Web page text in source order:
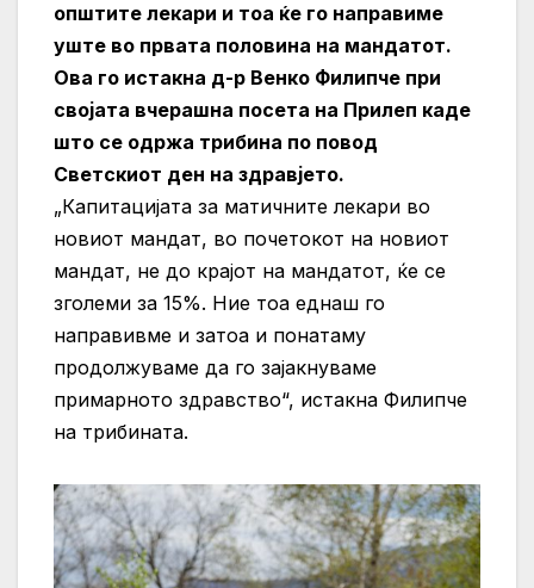
општите лекари и тоа ќе го направиме
уште во првата половина на мандатот.
Ова го истакна д-р Венко Филипче при
својата вчерашна посета на Прилеп каде
што се одржа трибина по повод
Светскиот ден на здравјето.
„Капитацијата за матичните лекари во
новиот мандат, во почетокот на новиот
мандат, не до крајот на мандатот, ќе се
зголеми за 15%. Ние тоа еднаш го
направивме и затоа и понатаму
продолжуваме да го зајакнуваме
примарното здравство“, истакна Филипче
на трибината.